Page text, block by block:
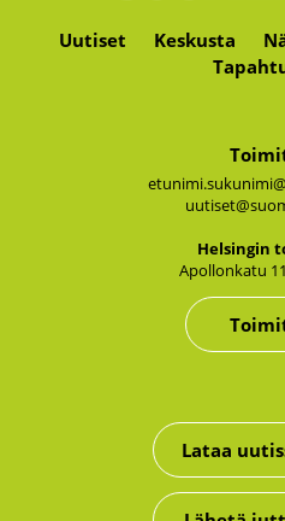
Uutiset Keskusta
Hel­sin­gin
Apol­lon­ka­tu
Lataa